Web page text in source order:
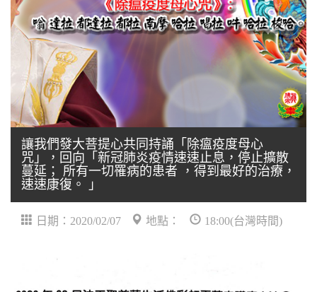
讓我們發大菩提心共同持誦「除瘟疫度母心
咒」，回向「新冠肺炎疫情速速止息，停止擴散
蔓延； 所有一切罹病的患者 ，得到最好的治療，
速速康復。 」
日期：2020/02/07 地點： 18:00(台灣時間)